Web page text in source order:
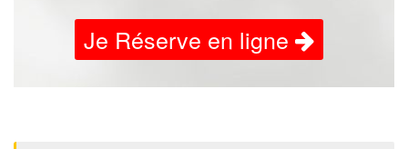
Je Réserve en ligne